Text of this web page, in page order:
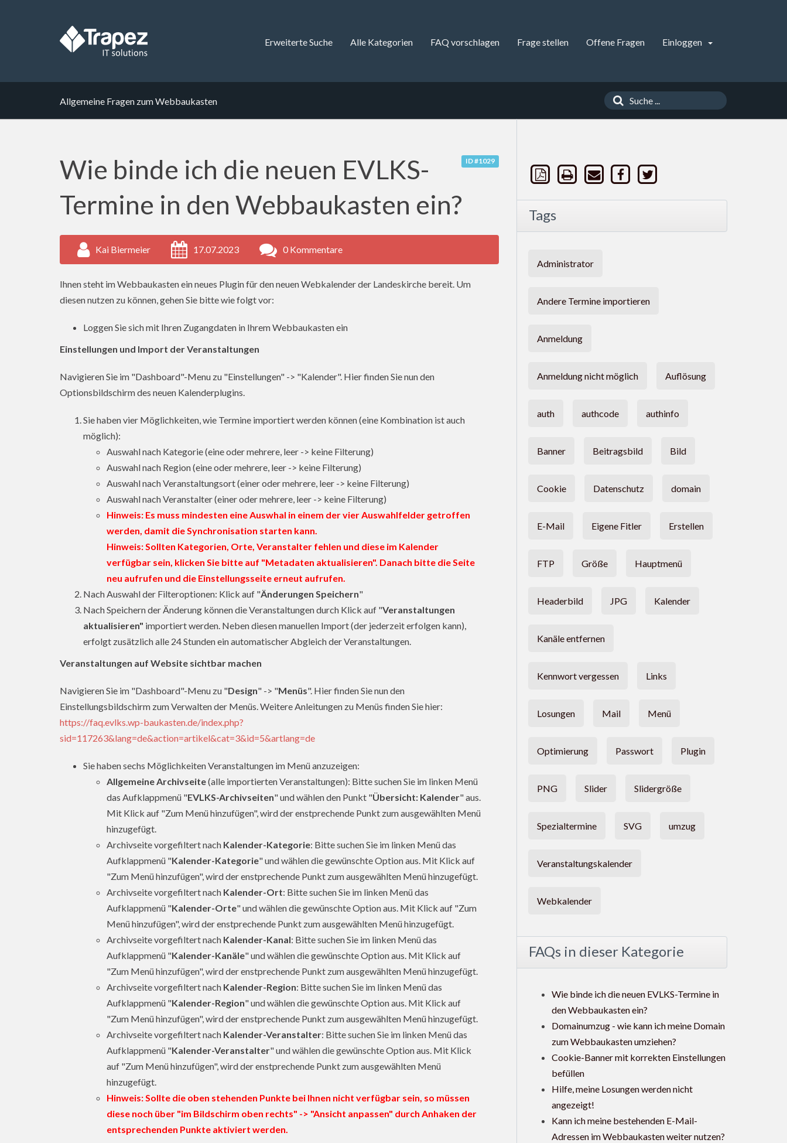
Erweiterte Suche Alle Kategorien FAQ vorschlagen Frage stellen Offene Fragen Einloggen
Allgemeine Fragen zum Webbaukasten
ID #1029
Wie binde ich die neuen EVLKS-
Termine in den Webbaukasten ein?
Kai Biermeier 17.07.2023 0 Kommentare
Ihnen steht im Webbaukasten ein neues Plugin für den neuen Webkalender der Landeskirche bereit. Um
diesen nutzen zu können, gehen Sie bitte wie folgt vor:
Loggen Sie sich mit Ihren Zugangdaten in Ihrem Webbaukasten ein
Einstellungen und Import der Veranstaltungen
Navigieren Sie im "Dashboard"-Menu zu "Einstellungen" -> "Kalender". Hier finden Sie nun den
Optionsbildschirm des neuen Kalenderplugins.
Sie haben vier Möglichkeiten, wie Termine importiert werden können (eine Kombination ist auch
möglich):
Auswahl nach Kategorie (eine oder mehrere, leer -> keine Filterung)
Auswahl nach Region (eine oder mehrere, leer -> keine Filterung)
Auswahl nach Veranstaltungsort (einer oder mehrere, leer -> keine Filterung)
Auswahl nach Veranstalter (einer oder mehrere, leer -> keine Filterung)
Hinweis: Es muss mindesten eine Auswhal in einem der vier Auswahlfelder getroffen
werden, damit die Synchronisation starten kann.
Hinweis: Sollten Kategorien, Orte, Veranstalter fehlen und diese im Kalender
verfügbar sein, klicken Sie bitte auf "Metadaten aktualisieren". Danach bitte die Seite
neu aufrufen und die Einstellungsseite erneut aufrufen.
Nach Auswahl der Filteroptionen: Klick auf "Änderungen Speichern"
Nach Speichern der Änderung können die Veranstaltungen durch Klick auf "Veranstaltungen
aktualisieren" importiert werden. Neben diesen manuellen Import (der jederzeit erfolgen kann),
erfolgt zusätzlich alle 24 Stunden ein automatischer Abgleich der Veranstaltungen.
Veranstaltungen auf Website sichtbar machen
Navigieren Sie im "Dashboard"-Menu zu "Design" -> "Menüs". Hier finden Sie nun den
Einstellungsbildschirm zum Verwalten der Menüs. Weitere Anleitungen zu Menüs finden Sie hier:
https://faq.evlks.wp-baukasten.de/index.php?
sid=117263&lang=de&action=artikel&cat=3&id=5&artlang=de
Sie haben sechs Möglichkeiten Veranstaltungen im Menü anzuzeigen:
Allgemeine Archivseite(alle importierten Veranstaltungen): Bitte suchen Sie im linken Menü
das Aufklappmenü "EVLKS-Archivseiten" und wählen den Punkt "Übersicht: Kalender" aus.
Mit Klick auf "Zum Menü hinzufügen", wird der enstprechende Punkt zum ausgewählten Menü
hinzugefügt.
Archivseite vorgefiltert nach Kalender-Kategorie: Bitte suchen Sie im linken Menü das
Aufklappmenü "Kalender-Kategorie" und wählen die gewünschte Option aus. Mit Klick auf
"Zum Menü hinzufügen", wird der enstprechende Punkt zum ausgewählten Menü hinzugefügt.
Archivseite vorgefiltert nach Kalender-Ort: Bitte suchen Sie im linken Menü das
Aufklappmenü "Kalender-Orte" und wählen die gewünschte Option aus. Mit Klick auf "Zum
Menü hinzufügen", wird der enstprechende Punkt zum ausgewählten Menü hinzugefügt.
Archivseite vorgefiltert nach Kalender-Kanal: Bitte suchen Sie im linken Menü das
Aufklappmenü "Kalender-Kanäle" und wählen die gewünschte Option aus. Mit Klick auf
"Zum Menü hinzufügen", wird der enstprechende Punkt zum ausgewählten Menü hinzugefügt.
Archivseite vorgefiltert nach Kalender-Region: Bitte suchen Sie im linken Menü das
Aufklappmenü "Kalender-Region" und wählen die gewünschte Option aus. Mit Klick auf
"Zum Menü hinzufügen", wird der enstprechende Punkt zum ausgewählten Menü hinzugefügt.
Archivseite vorgefiltert nach Kalender-Veranstalter: Bitte suchen Sie im linken Menü das
Aufklappmenü "Kalender-Veranstalter" und wählen die gewünschte Option aus. Mit Klick
auf "Zum Menü hinzufügen", wird der enstprechende Punkt zum ausgewählten Menü
hinzugefügt.
Hinweis: Sollte die oben stehenden Punkte bei Ihnen nicht verfügbar sein, so müssen
diese noch über "im Bildschirm oben rechts" -> "Ansicht anpassen" durch Anhaken der
entsprechenden Punkte aktiviert werden.
Tags
Administrator
Andere Termine importieren
Anmeldung
Anmeldung nicht möglich Auflösung
auth authcode authinfo
Banner Beitragsbild Bild
Cookie Datenschutz domain
E-Mail Eigene Fitler Erstellen
FTP Größe Hauptmenü
Headerbild JPG Kalender
Kanäle entfernen
Kennwort vergessen Links
Losungen Mail Menü
Optimierung Passwort Plugin
PNG Slider Slidergröße
Spezialtermine SVG umzug
Veranstaltungskalender
Webkalender
FAQs in dieser Kategorie
Wie binde ich die neuen EVLKS-Termine in
den Webbaukasten ein?
Domainumzug - wie kann ich meine Domain
zum Webbaukasten umziehen?
Cookie-Banner mit korrekten Einstellungen
befüllen
Hilfe, meine Losungen werden nicht
angezeigt!
Kann ich meine bestehenden E-Mail-
Adressen im Webbaukasten weiter nutzen?